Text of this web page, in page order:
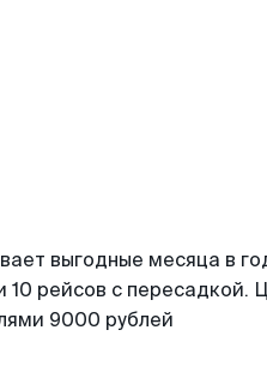
выгодные месяца в
рейсов с пересадкой.
9000 рублей